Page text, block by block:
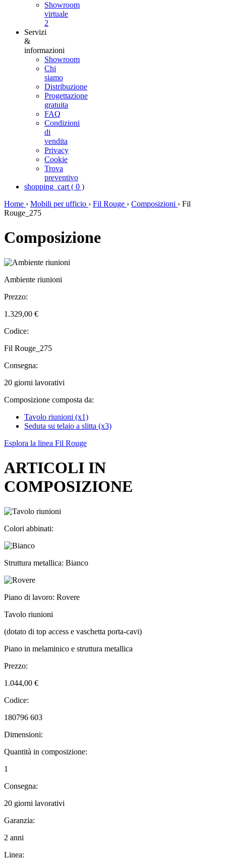
Showroom
virtuale
2
Servizi
&
informazioni
Showroom
Chi
siamo
Distribuzione
Progettazione
gratuita
FAQ
Condizioni
di
vendita
Privacy
Cookie
Trova
preventivo
shopping_cart ( 0 )
Home › Mobili per ufficio › Fil Rouge › Composizioni › Fil
Rouge_275
Composizione
Ambiente riunioni
Prezzo:
1.329,00 €
Codice:
Fil Rouge_275
Consegna:
20 giorni lavorativi
Composizione composta da:
Tavolo riunioni (x1)
Seduta su telaio a slitta (x3)
Esplora la linea Fil Rouge
ARTICOLI IN
COMPOSIZIONE
Colori abbinati:
Struttura metallica: Bianco
Piano di lavoro: Rovere
Tavolo riunioni
(dotato di top access e vaschetta porta-cavi)
Piano in melaminico e struttura metallica
Prezzo:
1.044,00 €
Codice:
180796 603
Dimensioni:
Quantità in composizione:
1
Consegna:
20 giorni lavorativi
Garanzia:
2 anni
Linea: